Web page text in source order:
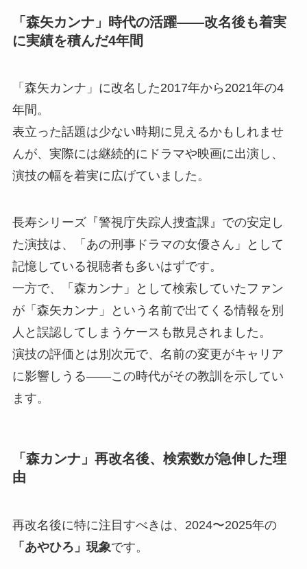
「森矢カンナ」時代の活躍——改名後も着実
に実績を積んだ4年間
「森矢カンナ」に改名した2017年から2021年の4
年間。
表立った話題は少ない時期に見えるかもしれませ
んが、実際には継続的にドラマや映画に出演し、
演技の幅を着実に広げていました。
長寿シリーズ『警視庁失踪人捜査課』での安定し
た演技は、「あの刑事ドラマの女優さん」として
記憶している視聴者も多いはずです。
一方で、「森カンナ」として検索していたファン
が「森矢カンナ」という名前で出てくる情報を別
人と誤認してしまうケースも散見されました。
演技の評価とは別次元で、名前の変更がキャリア
に影響しうる——この時代がその教訓を示してい
ます。
「森カンナ」再改名後、検索数が急伸した理
由
再改名後に特に注目すべきは、2024〜2025年の
「あやひろ」現象です。